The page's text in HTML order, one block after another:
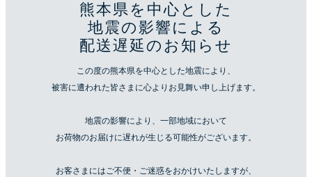
熊本県を中心とした
地震の影響による
配送遅延のお知らせ
この度の熊本県を中心とした地震により、
被害に遭われた皆さまに心よりお見舞い申し上げます。
地震の影響により、一部地域において
お荷物のお届けに遅れが生じる可能性がございます。
お客さまにはご不便・ご迷惑をおかけいたしますが、